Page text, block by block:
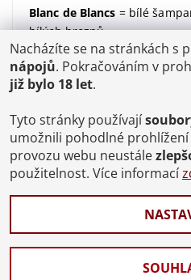
Blanc de Blancs = bílé
bílých hroznů
Blanc de Noirs= bílé
modrých hroznů
dosáž / dosage / dávkování
cukru (udávané v gramech na
Brut= suchý; značí kolik
šampaňské má; více zde
degorgement /
/ odkalení= proces, kdy se
a ukončí se tak jeho druhé
Celý slovníček pojmů
Nacházíte se na stránkách s
nápojů. Pokračováním v
již bylo 18 let.
Tyto stránky používají
umožnili pohodlné prohlížení
provozu webu neustále
použitelnost. Více informací